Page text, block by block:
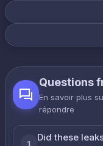
Questions
En savoir plus
répondre
Did these